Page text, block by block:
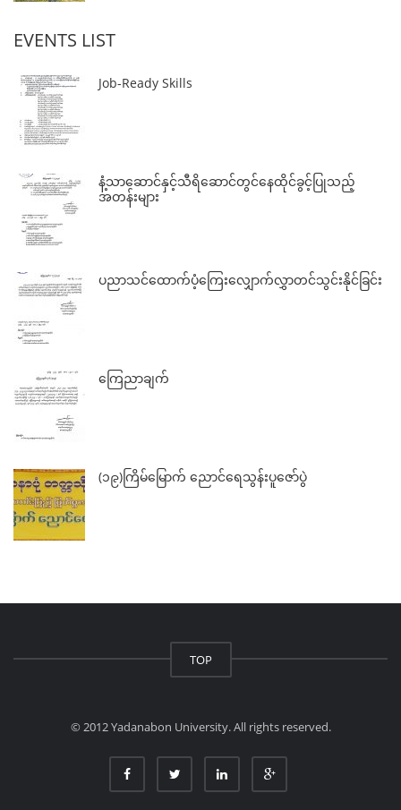
EVENTS LIST
Job-Ready Skills
နံ့သာဆောင်နှင့်သီရိဆောင်တွင်နေထိုင်ခွင့်ပြုသည့်
အတန်းများ
ပညာသင်ထောက်ပံ့ကြေးလျှောက်လွှာတင်သွင်းနိုင်ခြင်း
ကြေညာချက်
(၁၉)ကြိမ်မြောက် ညောင်ရေသွန်းပူဇော်ပွဲ
TOP
© 2012 Yadanabon University. All rights reserved.